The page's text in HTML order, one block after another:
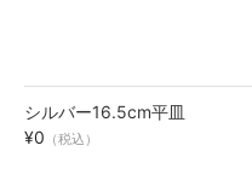
シルバー16.5cm平皿
¥0 （税込）